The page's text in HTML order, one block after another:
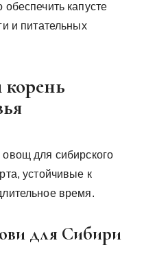
капусте
и питательных
для сибирского
устойчивые к
время.
для Сибири